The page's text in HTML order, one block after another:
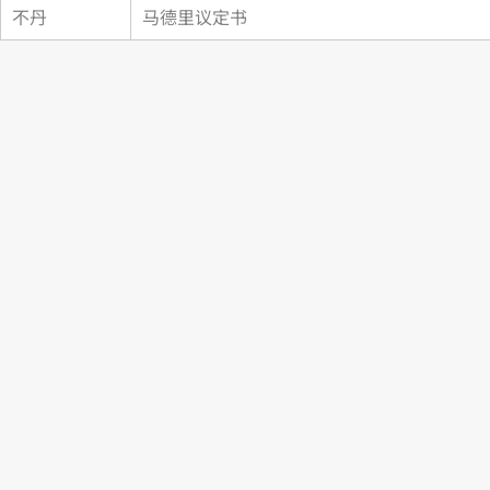
不丹 马德里议定书